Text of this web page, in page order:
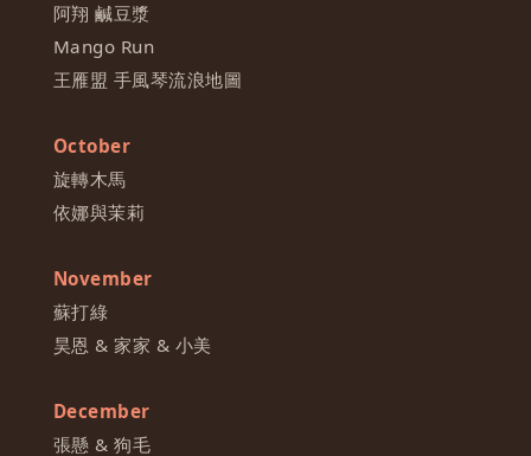
阿翔 鹹豆漿
Mango Run
王雁盟 手風琴流浪地圖
October
旋轉木馬
依娜與茉莉
November
蘇打綠
昊恩 & 家家 & 小美
December
張懸 & 狗毛